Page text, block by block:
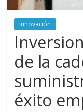
Innovación
de la
éxito